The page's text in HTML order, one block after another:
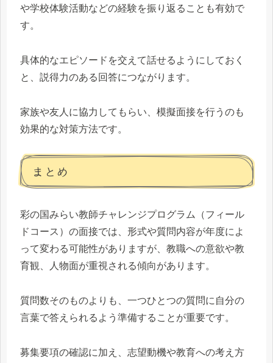
や学校体験活動などの経験を振り返ることも有効で
す。
具体的なエピソードを交えて話せるようにしておく
と、説得力のある回答につながります。
家族や友人に協力してもらい、模擬面接を行うのも
効果的な対策方法です。
まとめ
彩の国みらい教師チャレンジプログラム（フィール
ドコース）の面接では、形式や質問内容が年度によ
って変わる可能性がありますが、教職への意欲や教
育観、人物面が重視される傾向があります。
質問数そのものよりも、一つひとつの質問に自分の
言葉で答えられるよう準備することが重要です。
募集要項の確認に加え、志望動機や教育への考え方